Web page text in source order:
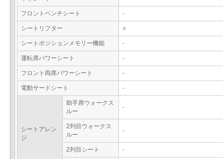
フロントベンチシート -
シートリフター ○
シートポジションメモリー機能 -
運転席パワーシート -
フロント両席パワーシート -
電動サードシート -
シートアレン
ジ
助手席ウォークス
ルー
-
2列目ウォークス
ルー
-
2列目シート -